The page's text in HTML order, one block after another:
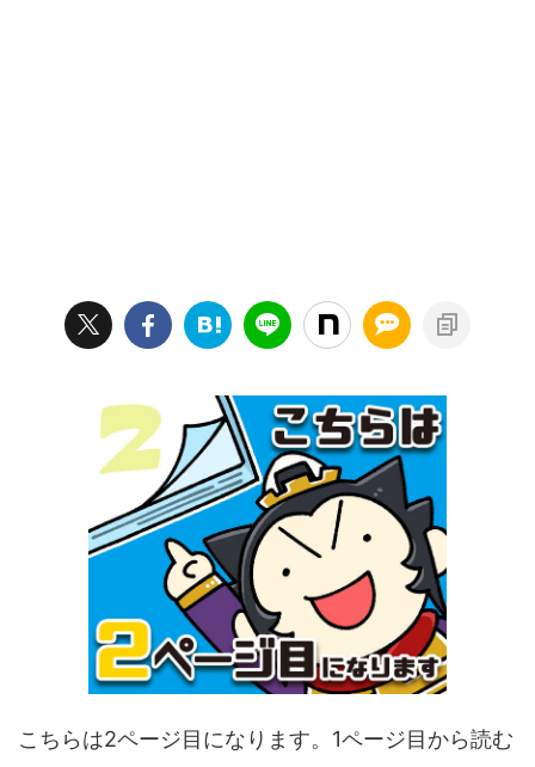
こちらは2ページ目になります。1ページ目から読む